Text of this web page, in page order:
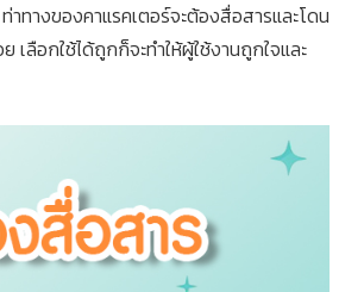
าทางของคาแรคเตอร์จะต้องสื่อสารและโดน
ลือกใช้ได้ถูกก็จะทำให้ผู้ใช้งานถูกใจและ